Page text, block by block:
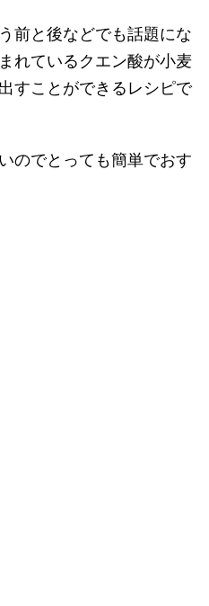
前と後などでも話題にな
れているクエン酸が小麦
すことができるレシピで
のでとっても簡単でおす